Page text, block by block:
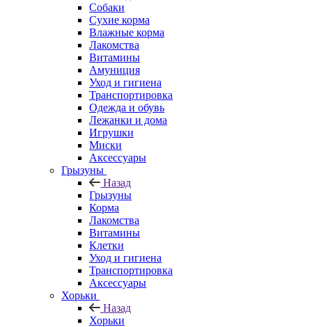
Собаки
Сухие корма
Влажные корма
Лакомства
Витамины
Амуниция
Уход и гигиена
Транспортировка
Одежда и обувь
Лежанки и дома
Игрушки
Миски
Аксессуары
Грызуны
Назад
Грызуны
Корма
Лакомства
Витамины
Клетки
Уход и гигиена
Транспортировка
Аксессуары
Хорьки
Назад
Хорьки